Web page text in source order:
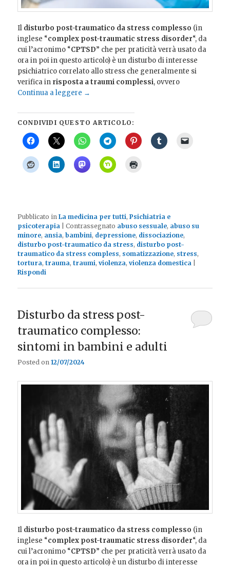
Il disturbo post-traumatico da stress complesso (in
inglese “complex post-traumatic stress disorder“, da
cui l’acronimo “CPTSD” che per praticità verrà usato da
ora in poi in questo articolo) è un disturbo di interesse
psichiatrico correlato allo stress che generalmente si
verifica in risposta a traumi complessi, ovvero
Continua a leggere →
CONDIVIDI QUESTO ARTICOLO:
Pubblicato in La medicina per tutti,Psichiatria e
psicoterapia
|Contrassegnato abuso sessuale, abuso su
minore, ansia,bambini, depressione, dissociazione,
disturbo post-traumatico da stress, disturbo post-
traumatico da stress compless, somatizzazione, stress,
tortura,trauma,traumi,violenza,violenza domestica
Rispondi
Disturbo da stress post-
traumatico complesso:
sintomi in bambini e adulti
Posted on12/07/2024
Il disturbo post-traumatico da stress complesso (in
inglese “complex post-traumatic stress disorder“, da
cui l’acronimo “CPTSD” che per praticità verrà usato da
ora in poi in questo articolo) è un disturbo di interesse